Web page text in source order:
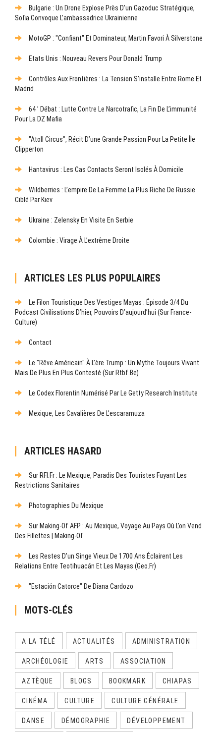
Bulgarie : Un Drone Explose Près D’un Gazoduc Stratégique,
Sofia Convoque L’ambassadrice Ukrainienne
MotoGP : "Confiant" Et Dominateur, Martin Favori À Silverstone
Etats Unis : Nouveau Revers Pour Donald Trump
Contrôles Aux Frontières : La Tension S’installe Entre Rome Et
Madrid
64 ’ Débat : Lutte Contre Le Narcotrafic, La Fin De L’immunité
Pour La DZ Mafia
"Atoll Circus", Récit D’une Grande Passion Pour La Petite Île
Clipperton
Hantavirus : Les Cas Contacts Seront Isolés À Domicile
Wildberries : L’empire De La Femme La Plus Riche De Russie
Ciblé Par Kiev
Ukraine : Zelensky En Visite En Serbie
Colombie : Virage À L’extrême Droite
ARTICLES LES PLUS POPULAIRES
Le Filon Touristique Des Vestiges Mayas : Épisode 3/4 Du
Podcast Civilisations D’hier, Pouvoirs D’aujourd’hui (sur France-
Culture)
Contact
Le "rêve Américain" À L’ère Trump : Un Mythe Toujours Vivant
Mais De Plus En Plus Contesté (sur Rtbf.be)
Le Codex Florentin Numérisé Par Le Getty Research Institute
Mexique, Les Cavalières De L’escaramuza
ARTICLES HASARD
Sur RFI.fr : Le Mexique, Paradis Des Touristes Fuyant Les
Restrictions Sanitaires
Photographies Du Mexique
Sur Making-Of AFP : Au Mexique, Voyage Au Pays Où L’on Vend
Des Fillettes | Making-Of
Les Restes D’un Singe Vieux De 1700 Ans Éclairent Les
Relations Entre Teotihuacán Et Les Mayas (Geo.fr)
"Estación Catorce" De Diana Cardozo
MOTS-CLÉS
A LA TÉLÉ ACTUALITÉS ADMINISTRATION
ARCHÉOLOGIE ARTS ASSOCIATION
AZTÈQUE BLOGS BOOKMARK CHIAPAS
CINÉMA CULTURE CULTURE GÉNÉRALE
DANSE DÉMOGRAPHIE DÉVELOPPEMENT